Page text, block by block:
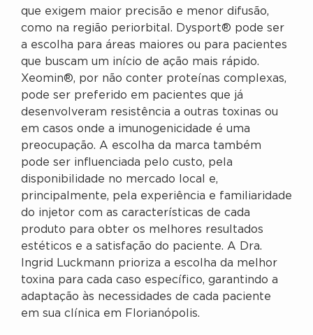
que exigem maior precisão e menor difusão,
como na região periorbital. Dysport® pode ser
a escolha para áreas maiores ou para pacientes
que buscam um início de ação mais rápido.
Xeomin®, por não conter proteínas complexas,
pode ser preferido em pacientes que já
desenvolveram resistência a outras toxinas ou
em casos onde a imunogenicidade é uma
preocupação. A escolha da marca também
pode ser influenciada pelo custo, pela
disponibilidade no mercado local e,
principalmente, pela experiência e familiaridade
do injetor com as características de cada
produto para obter os melhores resultados
estéticos e a satisfação do paciente. A Dra.
Ingrid Luckmann prioriza a escolha da melhor
toxina para cada caso específico, garantindo a
adaptação às necessidades de cada paciente
em sua clínica em Florianópolis.